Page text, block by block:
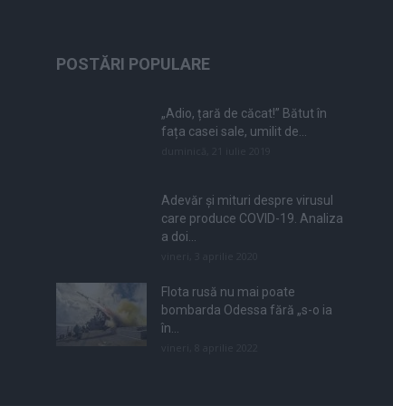
POSTĂRI POPULARE
„Adio, țară de căcat!” Bătut în
fața casei sale, umilit de...
Adevăr și mituri despre virusul
care produce COVID-19. Analiza
a doi...
Flota rusă nu mai poate
bombarda Odessa fără „s-o ia
în...